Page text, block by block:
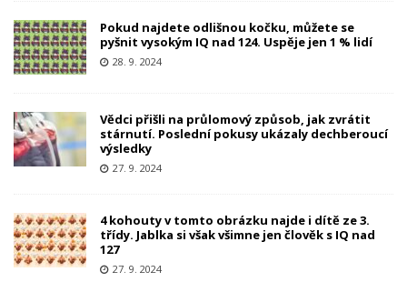
Pokud najdete odlišnou kočku, můžete se
pyšnit vysokým IQ nad 124. Uspěje jen 1 % lidí
28. 9. 2024
Vědci přišli na průlomový způsob, jak zvrátit
stárnutí. Poslední pokusy ukázaly dechberoucí
výsledky
27. 9. 2024
4 kohouty v tomto obrázku najde i dítě ze 3.
třídy. Jablka si však všimne jen člověk s IQ nad
127
27. 9. 2024